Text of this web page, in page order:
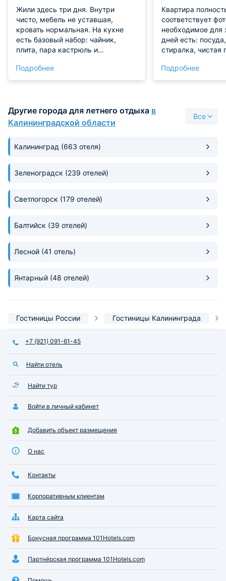
Жили здесь три дня. Внутри
чисто, мебель не уставшая,
кровать нормальная. На кухне
есть базовый набор: чайник,
плита, пара кастрюль и
завтрак не проблема. Заселение
прошло вовремя и без суеты.
Подробнее
Квартира
соответствует
необходимое для
дней есть:
стиралка, чистая
Заселились
проблем.
Подробнее
Другие города для летнего отдыха в
Калининградской области
Все
Калининград (663 отеля)
Зеленоградск (239 отелей)
Светлогорск (179 отелей)
Балтийск (39 отелей)
Лесной (41 отель)
Янтарный (48 отелей)
Гостиницы России Гостиницы Калининграда
+7 (921) 091-61-45
Найти отель
Найти тур
Войти в личный кабинет
Добавить объект размещения
О нас
Контакты
Корпоративным клиентам
Карта сайта
Бонусная программа 101Hotels.com
Партнёрская программа 101Hotels.com